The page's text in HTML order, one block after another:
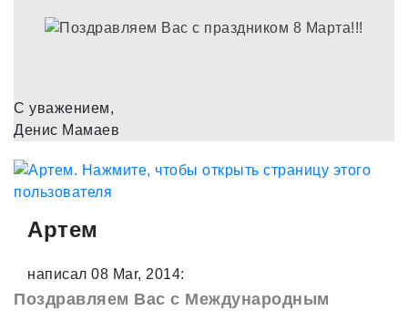
С уважением,
Денис Мамаев
Артем
написал 08 Mar, 2014:
Поздравляем Вас с Международным